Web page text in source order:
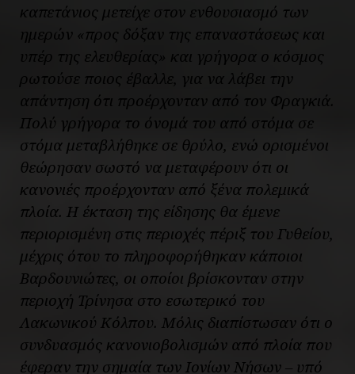
καπετάνιος μετείχε στον ενθουσιασμό των
ημερών «προς δόξαν της επαναστάσεως και
υπέρ της ελευθερίας» και γρήγορα ο κόσμος
ρωτούσε ποιος έβαλλε, για να λάβει την
απάντηση ότι προέρχονταν από τον Φραγκιά.
Πολύ γρήγορα το όνομά του από στόμα σε
στόμα μεταβλήθηκε σε θρύλο, ενώ ορισμένοι
θεώρησαν σωστό να μεταφέρουν ότι οι
κανονιές προέρχονταν από ξένα πολεμικά
πλοία. Η έκταση της είδησης θα έμενε
περιορισμένη στις περιοχές πέριξ του Γυθείου,
μέχρις ότου το πληροφορήθηκαν κάποιοι
Βαρδουνιώτες, οι οποίοι βρίσκονταν στην
περιοχή Τρίνησα στο εσωτερικό του
Λακωνικού Κόλπου. Μόλις διαπίστωσαν ότι ο
συνδυασμός κανονιοβολισμών από πλοία που
έφεραν την σημαία των Ιονίων Νήσων – υπό